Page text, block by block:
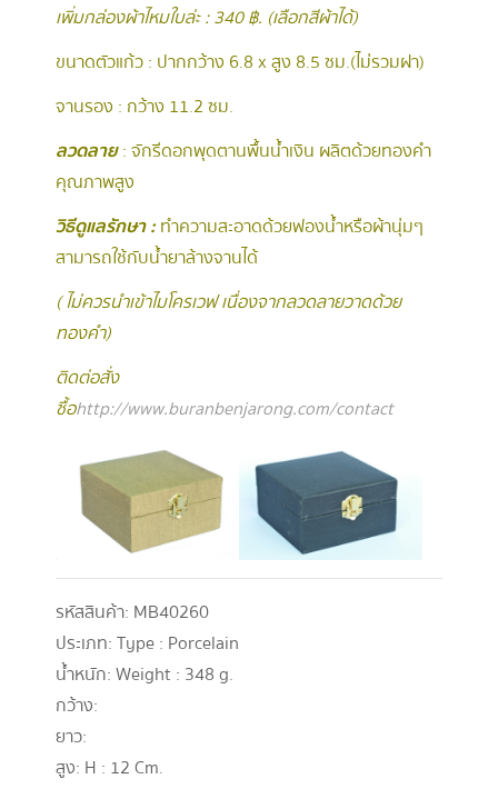
เพิ่มกล่องผ้าไหมใบล่ะ : 340 ฿. (เลือกสีผ้าได้)
ขนาดตัวแก้ว : ปากกว้าง 6.8 x สูง 8.5 ซม.(ไม่รวมฝา)
จานรอง : กว้าง 11.2 ซม.
ลวดลาย: จักรีดอกพุดตานพื้นน้ำเงิน ผลิตด้วยทองคำ
คุณภาพสูง
วิธีดูแลรักษา :ทำความสะอาดด้วยฟองน้ำหรือผ้านุ่มๆ
สามารถใช้กับน้ำยาล้างจานได้
( ไม่ควรนำเข้าไมโครเวฟ เนื่องจากลวดลายวาดด้วย
ทองคำ )
ติดต่อสั่ง
ซื้อhttp://www.buranbenjarong.com/contact
รหัสสินค้า: MB40260
ประเภท:Type : Porcelain
น้ำหนัก:Weight : 348 g.
กว้าง:
ยาว:
สูง: H : 12 Cm.